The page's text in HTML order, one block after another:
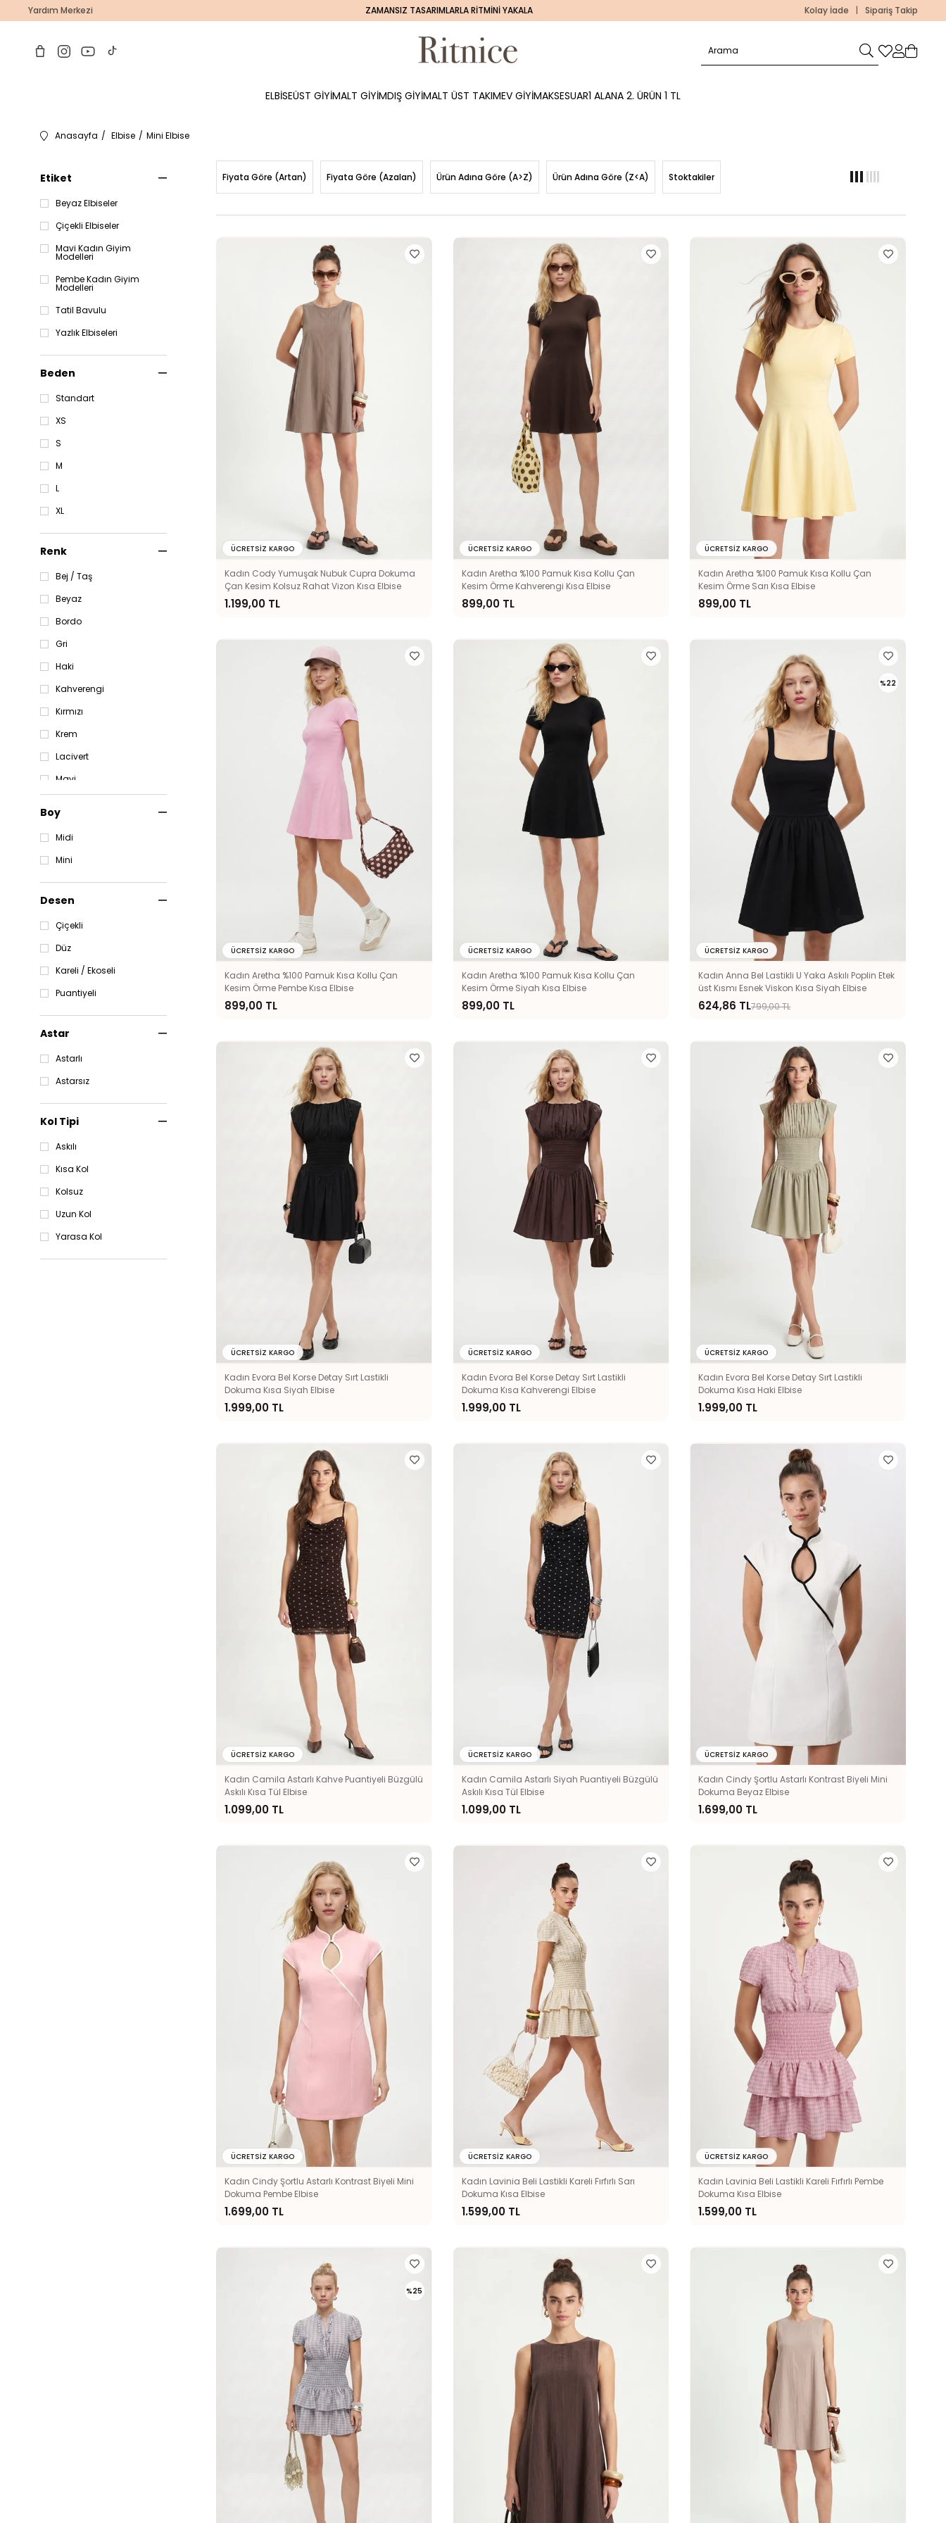
Yardım Merkezi ZAMANSIZ TASARIMLARLA RİTMİNİ YAKALA Kolay İade | Sipariş Takip
ELBİSEÜST GİYİMALT GİYİMDIŞ GİYİMALT ÜST TAKIMEV GİYİMAKSESUAR1 ALANA 2. ÜRÜN 1 TL
Anasayfa Elbise Mini Elbise
Etiket
Beyaz Elbiseler
Çiçekli Elbiseler
Mavi Kadın Giyim
Modelleri
Pembe Kadın Giyim
Modelleri
Tatil Bavulu
Yazlık Elbiseleri
Beden
Standart
XS
S
M
L
XL
Renk
Bej / Taş
Beyaz
Bordo
Gri
Haki
Kahverengi
Kırmızı
Krem
Lacivert
Mavi
Boy
Midi
Mini
Desen
Çiçekli
Düz
Kareli / Ekoseli
Puantiyeli
Astar
Astarlı
Astarsız
Kol Tipi
Askılı
Kısa Kol
Kolsuz
Uzun Kol
Yarasa Kol
Fiyata Göre (Artan) Fiyata Göre (Azalan) Ürün Adına Göre (A>Z) Ürün Adına Göre (Z<A) Stoktakiler
Kadın Cody Yumuşak Nubuk Cupra Dokuma
Çan Kesim Kolsuz Rahat Vizon Kısa Elbise
1.199,00 TL
ÜCRETSIZ KARGO
Kadın Aretha %100 Pamuk Kısa Kollu Çan
Kesim Örme Kahverengi Kısa Elbise
899,00 TL
ÜCRETSIZ KARGO
Kadın Aretha %100 Pamuk Kısa Kollu Çan
Kesim Örme Sarı Kısa Elbise
899,00 TL
ÜCRETSIZ KARGO
Kadın Aretha %100 Pamuk Kısa Kollu Çan
Kesim Örme Pembe Kısa Elbise
899,00 TL
ÜCRETSIZ KARGO
Kadın Aretha %100 Pamuk Kısa Kollu Çan
Kesim Örme Siyah Kısa Elbise
899,00 TL
ÜCRETSIZ KARGO
Kadın Anna Bel Lastikli U Yaka Askılı Poplin Etek
üst Kısmı Esnek Viskon Kısa Siyah Elbise
624,86 TL799,00 TL
%22
ÜCRETSIZ KARGO
Kadın Evora Bel Korse Detay Sırt Lastikli
Dokuma Kısa Siyah Elbise
1.999,00 TL
ÜCRETSIZ KARGO
Kadın Evora Bel Korse Detay Sırt Lastikli
Dokuma Kısa Kahverengi Elbise
1.999,00 TL
ÜCRETSIZ KARGO
Kadın Evora Bel Korse Detay Sırt Lastikli
Dokuma Kısa Haki Elbise
1.999,00 TL
ÜCRETSIZ KARGO
Kadın Camila Astarlı Kahve Puantiyeli Büzgülü
Askılı Kısa Tül Elbise
1.099,00 TL
ÜCRETSIZ KARGO
Kadın Camila Astarlı Siyah Puantiyeli Büzgülü
Askılı Kısa Tül Elbise
1.099,00 TL
ÜCRETSIZ KARGO
Kadın Cindy Şortlu Astarlı Kontrast Biyeli Mini
Dokuma Beyaz Elbise
1.699,00 TL
ÜCRETSIZ KARGO
Kadın Cindy Şortlu Astarlı Kontrast Biyeli Mini
Dokuma Pembe Elbise
1.699,00 TL
ÜCRETSIZ KARGO
Kadın Lavinia Beli Lastikli Kareli Fırfırlı Sarı
Dokuma Kısa Elbise
1.599,00 TL
ÜCRETSIZ KARGO
Kadın Lavinia Beli Lastikli Kareli Fırfırlı Pembe
Dokuma Kısa Elbise
1.599,00 TL
ÜCRETSIZ KARGO
%25